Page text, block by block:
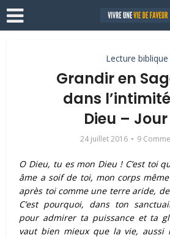
Lecture biblique
Grandir en
dans
Dieu –
24 juillet 2016 9
O Dieu, tu es mon Dieu ! C’est toi
âme a soif de toi, mon corps
après toi comme une terre aride,
C’est pourquoi, dans ton
pour admirer ta puissance et ta
vaut bien mieux que la vie, aussi